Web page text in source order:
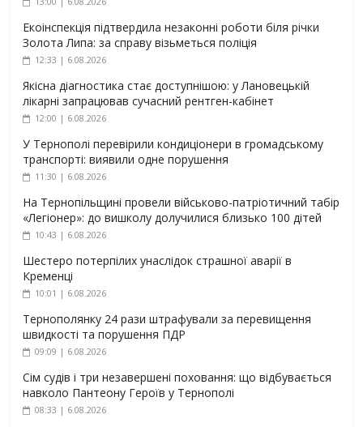
Екоінспекція підтвердила незаконні роботи біля річки
Золота Липа: за справу візьметься поліція
12:33 | 6.08.2026
Якісна діагностика стає доступнішою: у Лановецькій
лікарні запрацював сучасний рентген-кабінет
12:00 | 6.08.2026
У Тернополі перевірили кондиціонери в громадському
транспорті: виявили одне порушення
11:30 | 6.08.2026
На Тернопільщині провели військово-патріотичний табір
«Легіонер»: до вишколу долучилися близько 100 дітей
10:43 | 6.08.2026
Шестеро потерпілих унаслідок страшної аварії в
Кременці
10:01 | 6.08.2026
Тернополянку 24 рази штрафували за перевищення
швидкості та порушення ПДР
09:09 | 6.08.2026
Сім судів і три незавершені поховання: що відбувається
навколо Пантеону Героїв у Тернополі
08:33 | 6.08.2026